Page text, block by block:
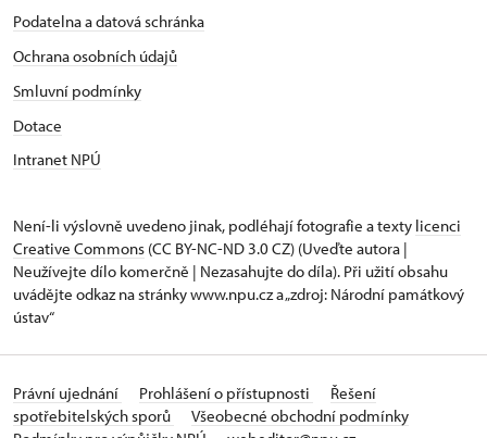
Podatelna a datová schránka
Ochrana osobních údajů
Smluvní podmínky
Dotace
Intranet NPÚ
Není-li výslovně uvedeno jinak, podléhají fotografie a texty licenci
Creative Commons (CC BY-NC-ND 3.0 CZ) (Uveďte autora |
Neužívejte dílo komerčně | Nezasahujte do díla). Při užití obsahu
uvádějte odkaz na stránky www.npu.cz a „zdroj: Národní památkový
ústav“
Právní ujednání Prohlášení o přístupnosti
Řešení
spotřebitelských sporů
Všeobecné obchodní podmínky